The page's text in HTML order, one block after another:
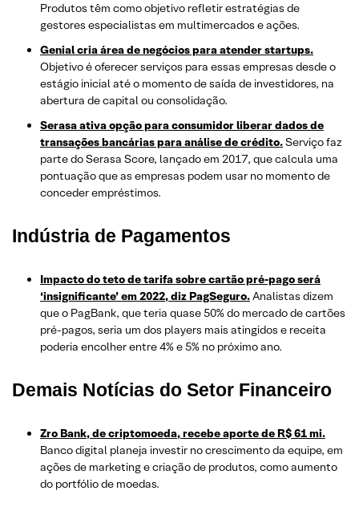
Produtos têm como objetivo refletir estratégias de
gestores especialistas em multimercados e ações.
Genial cria área de negócios para atender startups.
Objetivo é oferecer serviços para essas empresas desde o
estágio inicial até o momento de saída de investidores, na
abertura de capital ou consolidação.
Serasa ativa opção para consumidor liberar dados de
transações bancárias para análise de crédito.Serviço faz
parte do Serasa Score, lançado em 2017, que calcula uma
pontuação que as empresas podem usar no momento de
conceder empréstimos.
Indústria de Pagamentos
Impacto do teto de tarifa sobre cartão pré-pago será
‘insignificante’ em 2022, diz PagSeguro.Analistas dizem
que o PagBank, que teria quase 50% do mercado de cartões
pré-pagos, seria um dos players mais atingidos e receita
poderia encolher entre 4% e 5% no próximo ano.
Demais Notícias do Setor Financeiro
Zro Bank, de criptomoeda, recebe aporte de R$ 61 mi.
Banco digital planeja investir no crescimento da equipe, em
ações de marketing e criação de produtos, como aumento
do portfólio de moedas.